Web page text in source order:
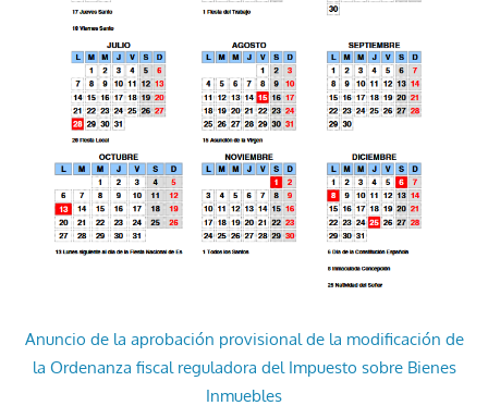
Anuncio de la aprobación provisional de la modificación de
la Ordenanza fiscal reguladora del Impuesto sobre Bienes
Inmuebles